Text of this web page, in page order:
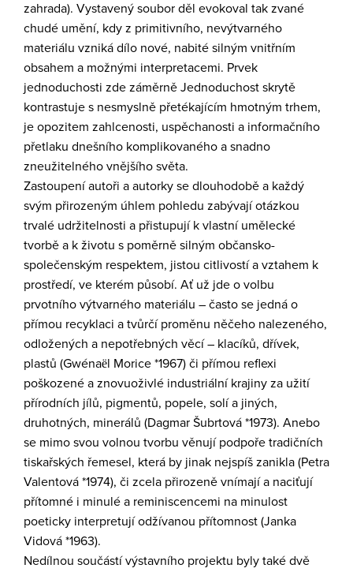
zahrada). Vystavený soubor děl evokoval tak zvané
chudé umění, kdy z primitivního, nevýtvarného
materiálu vzniká dílo nové, nabité silným vnitřním
obsahem a možnými interpretacemi. Prvek
jednoduchosti zde záměrně Jednoduchost skrytě
kontrastuje s nesmyslně přetékajícím hmotným trhem,
je opozitem zahlcenosti, uspěchanosti a informačního
přetlaku dnešního komplikovaného a snadno
zneužitelného vnějšího světa.
Zastoupení autoři a autorky se dlouhodobě a každý
svým přirozeným úhlem pohledu zabývají otázkou
trvalé udržitelnosti a přistupují k vlastní umělecké
tvorbě a k životu s poměrně silným občansko-
společenským respektem, jistou citlivostí a vztahem k
prostředí, ve kterém působí. Ať už jde o volbu
prvotního výtvarného materiálu – často se jedná o
přímou recyklaci a tvůrčí proměnu něčeho nalezeného,
odložených a nepotřebných věcí– klacíků, dřívek,
plastů (Gwénaël Morice *1967) či přímou reflexi
poškozené a znovuoživlé industriální krajiny za užití
přírodních jílů, pigmentů, popele, solí a jiných,
druhotných, minerálů (Dagmar Šubrtová *1973). Anebo
se mimo svou volnou tvorbu věnují podpoře tradičních
tiskařských řemesel, která by jinak nejspíš zanikla (Petra
Valentová *1974), či zcela přirozeně vnímají a naciťují
přítomné i minulé a reminiscencemi na minulost
poeticky interpretují odžívanou přítomnost (Janka
Vidová *1963).
Nedílnou součástí výstavního projektu byly také dvě